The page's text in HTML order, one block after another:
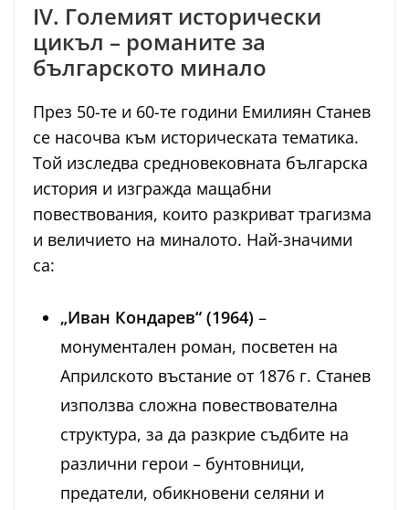
IV. Големият исторически
цикъл – романите за
българското минало
През 50-те и 60-те години Емилиян Станев
се насочва към историческата тематика.
Той изследва средновековната българска
история и изгражда мащабни
повествования, които разкриват трагизма
и величието на миналото. Най-значими
са:
„Иван Кондарев“ (1964) –
монументален роман, посветен на
Априлското въстание от 1876 г. Станев
използва сложна повествователна
структура, за да разкрие съдбите на
различни герои – бунтовници,
предатели, обикновени селяни и